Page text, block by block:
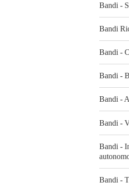
Bandi -
Bandi
Bandi -
Bandi -
Bandi -
Bandi -
Bandi -
Bandi -